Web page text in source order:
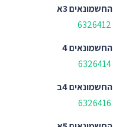
החשמונאים 3א
החשמונאים 4
החשמונאים 4ב